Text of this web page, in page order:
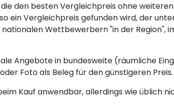
die den besten Vergleichpreis ohne
ein Vergleichpreis gefunden wird, der
Wettbewerbern "in der Region",
Angebote in bundesweite (räumliche
Foto als Beleg für den günstigeren Preis.
Kauf anwendbar, allerdings wie üblich